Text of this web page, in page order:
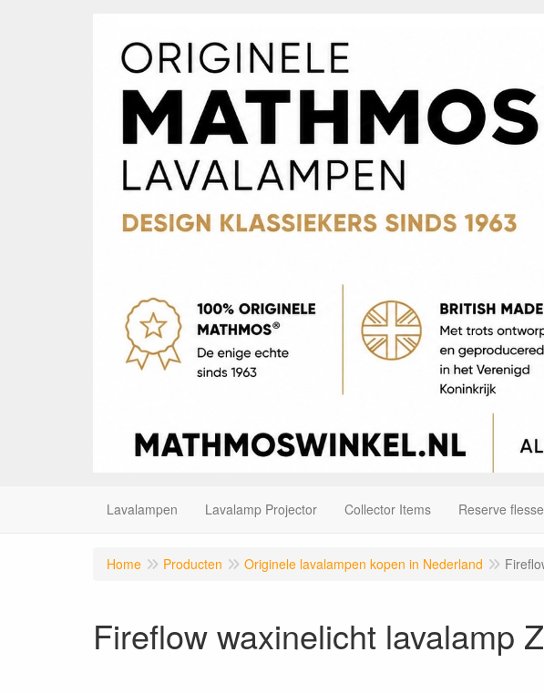
Lavalampen Lavalamp Projector Collector Items Reserve
Home Producten Originele lavalampen kopen in Nederland
Fireflow waxinelicht lavalamp